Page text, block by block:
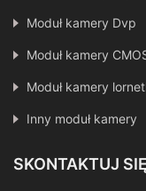
Moduł kamery Dvp
Moduł kamery
Moduł kamery
Inny moduł kamery
SKONTAKTUJ